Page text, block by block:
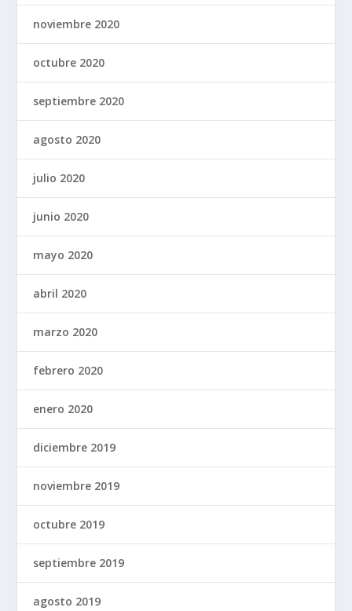
noviembre 2020
octubre 2020
septiembre 2020
agosto 2020
julio 2020
junio 2020
mayo 2020
abril 2020
marzo 2020
febrero 2020
enero 2020
diciembre 2019
noviembre 2019
octubre 2019
septiembre 2019
agosto 2019